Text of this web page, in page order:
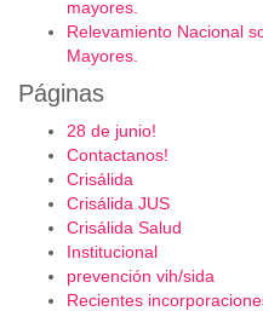
mayores.
Relevamiento Nacional
Mayores.
Páginas
28 de junio!
Contactanos!
Crisálida
Crisálida JUS
Crisálida Salud
Institucional
prevención vih/sida
Recientes